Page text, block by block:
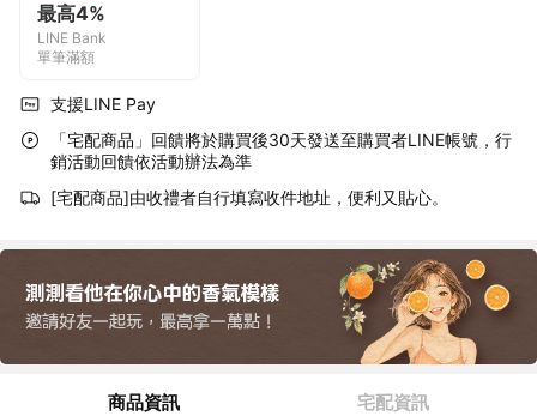
最高4%
LINE Bank
單筆滿額
支援LINE Pay
「宅配商品」回饋將於購買後30天發送至購買者LINE帳號，行
銷活動回饋依活動辦法為準
[宅配商品]由收禮者自行填寫收件地址，便利又貼心。
商品資訊 宅配資訊